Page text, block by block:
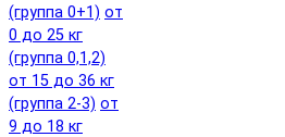
(группа 0+1) от
0 до 25 кг
(группа 0,1,2)
от 15 до 36 кг
(группа 2-3) от
9 до 18 кг